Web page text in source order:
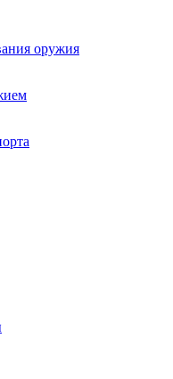
оружия